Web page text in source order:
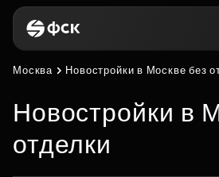
Москва Новостройки в Москве без
Новостройки в
отделки